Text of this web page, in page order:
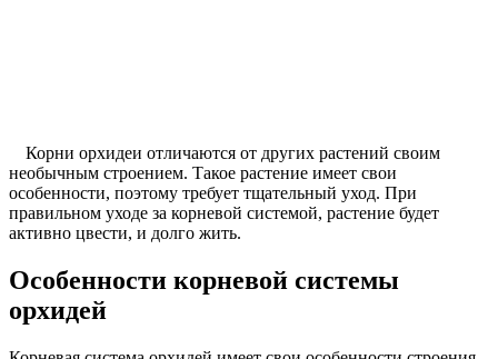
Корни орхидеи отличаются от других растений своим
необычным строением. Такое растение имеет свои
особенности, поэтому требует тщательный уход. При
правильном уходе за корневой системой, растение будет
активно цвести, и долго жить.
Особенности корневой системы
орхидей